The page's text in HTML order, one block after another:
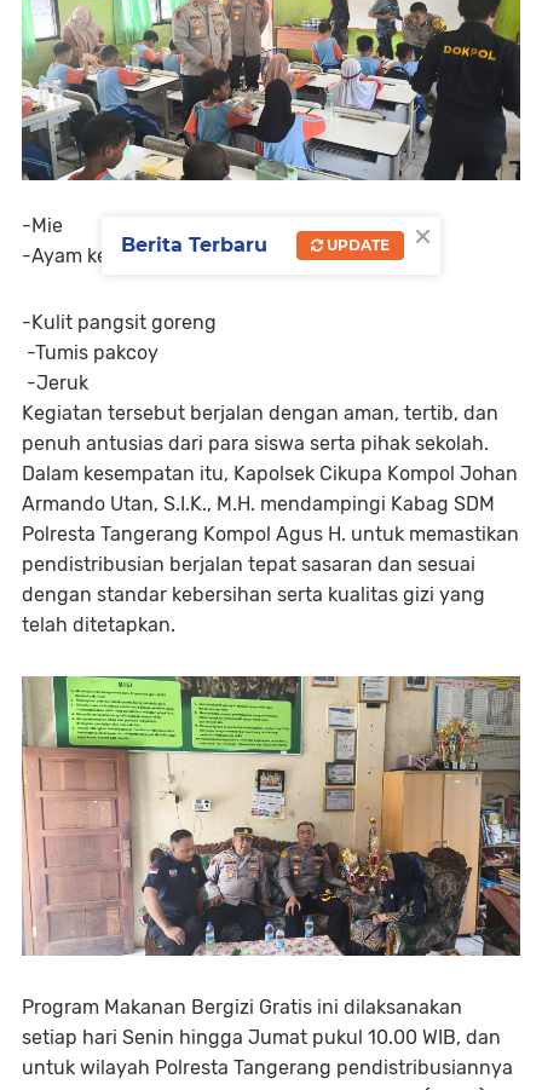
-Mie
-Ayam kecap
-Kulit pangsit goreng
-Tumis pakcoy
-Jeruk
Kegiatan tersebut berjalan dengan aman, tertib, dan
penuh antusias dari para siswa serta pihak sekolah.
Dalam kesempatan itu, Kapolsek Cikupa Kompol Johan
Armando Utan, S.I.K., M.H. mendampingi Kabag SDM
Polresta Tangerang Kompol Agus H. untuk memastikan
pendistribusian berjalan tepat sasaran dan sesuai
dengan standar kebersihan serta kualitas gizi yang
telah ditetapkan.
Program Makanan Bergizi Gratis ini dilaksanakan
setiap hari Senin hingga Jumat pukul 10.00 WIB, dan
untuk wilayah Polresta Tangerang pendistribusiannya
×
Berita Terbaru UPDATE